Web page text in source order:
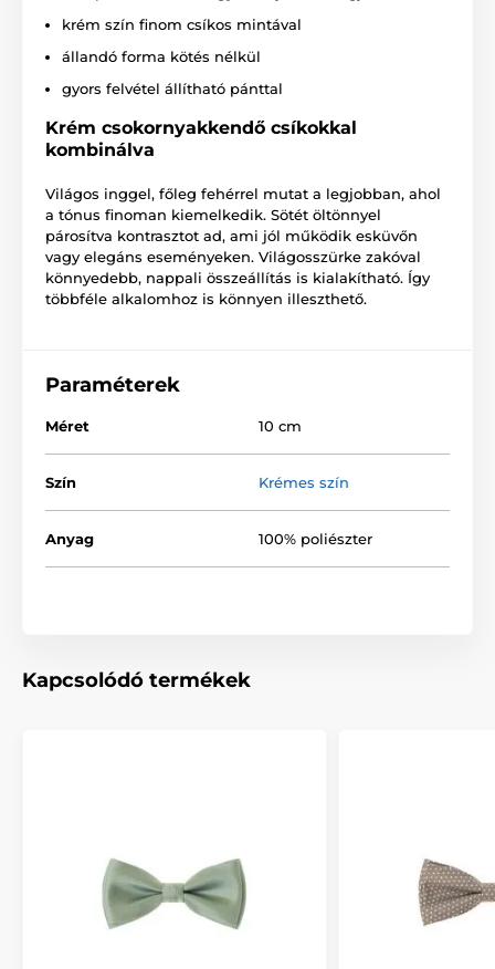
krém szín finom csíkos mintával
állandó forma kötés nélkül
gyors felvétel állítható pánttal
Krém csokornyakkendő csíkokkal
kombinálva
Világos inggel, főleg fehérrel mutat a legjobban, ahol
a tónus finoman kiemelkedik. Sötét öltönnyel
párosítva kontrasztot ad, ami jól működik esküvőn
vagy elegáns eseményeken. Világosszürke zakóval
könnyedebb, nappali összeállítás is kialakítható. Így
többféle alkalomhoz is könnyen illeszthető.
Paraméterek
Méret 10 cm
Szín Krémes szín
Anyag 100% poliészter
Kapcsolódó termékek